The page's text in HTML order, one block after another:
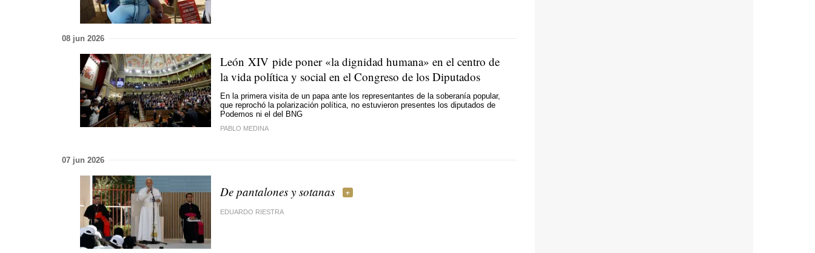
08 jun 2026
León XIV pide poner «la dignidad humana» en el centro de
la vida política y social en el Congreso de los Diputados
En la primera visita de un papa ante los representantes de la soberanía popular,
que reprochó la polarización política, no estuvieron presentes los diputados de
Podemos ni el del BNG
PABLO MEDINA
07 jun 2026
De pantalones y sotanas
EDUARDO RIESTRA